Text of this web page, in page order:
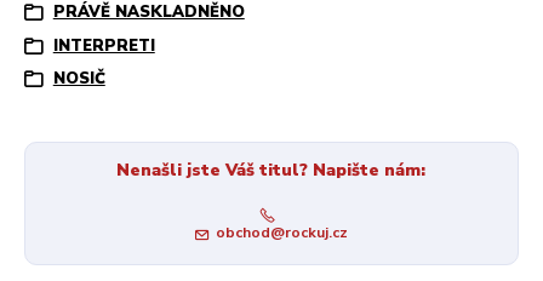
PRÁVĚ NASKLADNĚNO
INTERPRETI
NOSIČ
Nenašli jste Váš titul? Napište nám:
obchod@rockuj.cz